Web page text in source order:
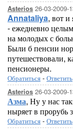
Asterios 26-03-2009-
Annataliya, вот
- ежедневно
на молодых с
Были б пенсии
путешествовали,
пенсионеры.
Обратиться - Ответить
Asterios 26-03-2009-
Азма, Ну у нас
ныряет в прорубь
Обратиться - Ответить